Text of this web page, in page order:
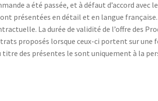
a été passée, et à défaut d’accord avec
présentées en détail et en langue
La durée de validité de l’offre des
proposés lorsque ceux-ci portent sur
des présentes le sont uniquement à la